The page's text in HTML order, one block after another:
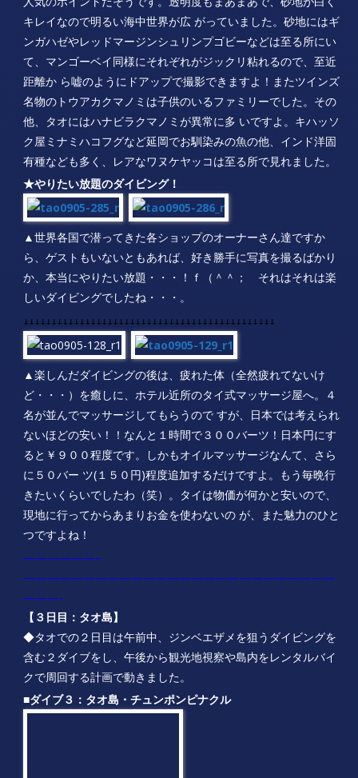
人気のポイントだそうです。透明度もまあまあで、砂地が白く
キレイなので明るい海中世界が広 がっていました。砂地にはギ
ンガハゼやレッドマージンシュリンプゴビーなどは至る所にい
て、マンゴーベイ同様にそれぞれがジックリ粘れるので、至近
距離か ら嘘のようにドアップで撮影できますよ！またツインズ
名物のトウアカクマノミは子供のいるファミリーでした。その
他、タオにはハナビラクマノミが異常に多 いですよ。キハッソ
ク屋ミナミハコフグなど延岡でお馴染みの魚の他、インド洋固
有種なども多く、レアなワヌケヤッコは至る所で見れました。
★やりたい放題のダイビング！
▲世界各国で潜ってきた各ショップのオーナーさん達ですか
ら、ゲストもいないともあれば、好き勝手に写真を撮るばかり
か、本当にやりたい放題・・・！ｆ（＾＾； それはそれは楽
しいダイビングでしたね・・・。
↓↓↓↓↓↓↓↓↓↓↓↓↓↓↓↓↓↓↓↓↓↓↓↓↓↓↓↓↓↓↓↓↓↓↓↓↓↓↓↓↓↓↓↓↓
▲楽しんだダイビングの後は、疲れた体（全然疲れてないけ
ど・・・）を癒しに、ホテル近所のタイ式マッサージ屋へ。４
名が並んでマッサージしてもらうので すが、日本では考えられ
ないほどの安い！！なんと１時間で３００バーツ！日本円にす
ると￥９００程度です。しかもオイルマッサージなんて、さら
に５０バー ツ(１５０円)程度追加するだけですよ。もう毎晩行
きたいくらいでしたわ（笑）。タイは物価が何かと安いので、
現地に行ってからあまりお金を使わないの が、また魅力のひと
つですよね！
【３日目：タオ島】
◆タオでの２日目は午前中、ジンベエザメを狙うダイビングを
含む２ダイブをし、午後から観光地視察や島内をレンタルバイ
クで周回する計画で動きました。
■ダイブ３：タオ島・チュンポンピナクル